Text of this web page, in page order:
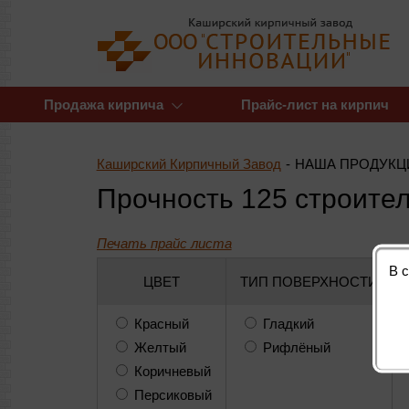
Продажа кирпича Прайс-лист на кирпич
Каширский Кирпичный Завод - НАША
Прочность 125
ЦВЕТ
Красный
Желтый
Коричневый
Персиковый
ТИП ПОВЕРХНОСТИ
Гладкий
Рифлёный
В